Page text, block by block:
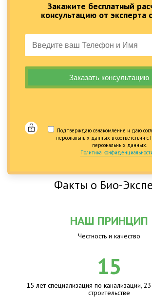
Закажите бесплатный
консультацию от эксперта
Подтверждаю ознакомление и даю
персональных данных в соответствии
персональных данных.
Политика
Факты о Био-
НАШ ПРИНЦИП
Честность и качество
15
15 лет специализация по канализации,
строительстве